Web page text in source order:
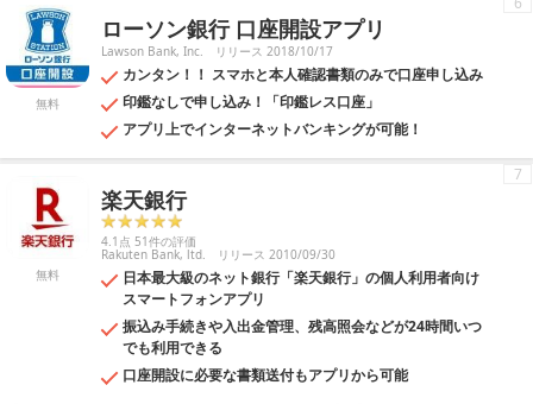
無料
ローソン銀行 口座開設アプリ
Lawson Bank, Inc. リリース 2018/10/17
カンタン！！ スマホと本人確認書類のみで口座申し込み
印鑑なしで申し込み！「印鑑レス口座」
アプリ上でインターネットバンキングが可能！
無料
楽天銀行
4.1点 51件の評価
Rakuten Bank, ltd. リリース 2010/09/30
日本最大級のネット銀行「楽天銀行」の個人利用者向け
スマートフォンアプリ
振込み手続きや入出金管理、残高照会などが24時間いつ
でも利用できる
口座開設に必要な書類送付もアプリから可能
7